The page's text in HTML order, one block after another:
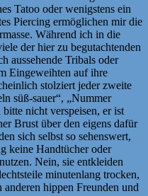
Tatoo oder wenigstens ein
Piercing ermöglichen mir die
Während ich in die
der hier zu begutachtenden
aussehende Tribals oder
Eingeweihten auf ihre
stolziert jeder zweite
süß-sauer“, „Nummer
nicht verspeisen, er ist
Brust über den eigens dafür
sich selbst so sehenswert,
keine Handtücher oder
Nein, sie entkleiden
minutenlang trocken,
hippen Freunden und